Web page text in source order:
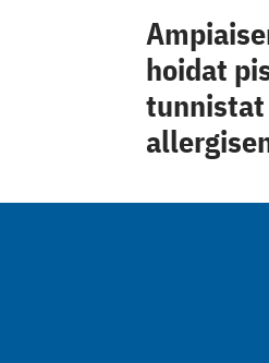
hoidat
tunnistat